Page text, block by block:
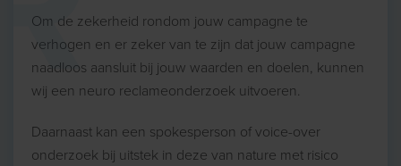
Om de zekerheid rondom jouw campagne te
verhogen en er zeker van te zijn dat jouw campagne
naadloos aansluit bij jouw waarden en doelen, kunnen
wij een neuro reclameonderzoek uitvoeren.
Daarnaast kan een spokesperson of voice-over
onderzoek bij uitstek in deze van nature met risico